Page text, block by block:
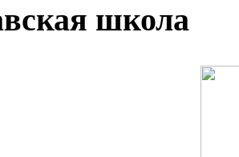
школа